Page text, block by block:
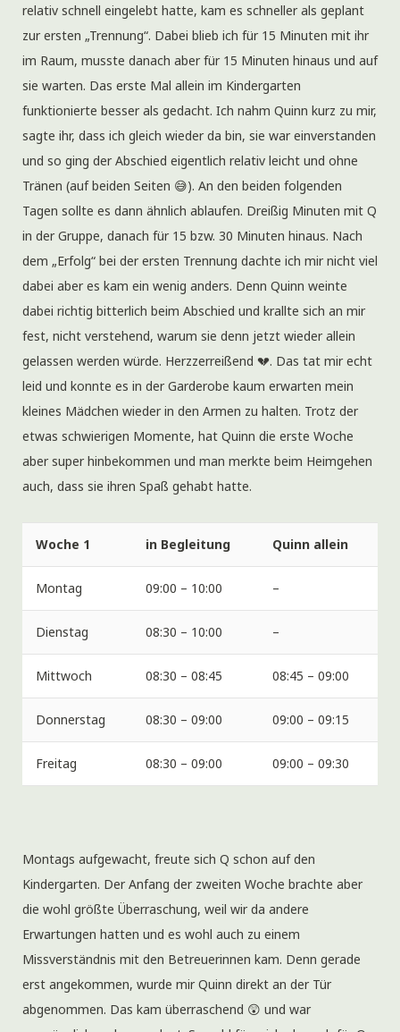
relativ schnell eingelebt hatte, kam es schneller als geplant
zur ersten „Trennung“. Dabei blieb ich für 15 Minuten mit ihr
im Raum, musste danach aber für 15 Minuten hinaus und auf
sie warten. Das erste Mal allein im Kindergarten
funktionierte besser als gedacht. Ich nahm Quinn kurz zu mir,
sagte ihr, dass ich gleich wieder da bin, sie war einverstanden
und so ging der Abschied eigentlich relativ leicht und ohne
Tränen (auf beiden Seiten 😅). An den beiden folgenden
Tagen sollte es dann ähnlich ablaufen. Dreißig Minuten mit Q
in der Gruppe, danach für 15 bzw. 30 Minuten hinaus. Nach
dem „Erfolg“ bei der ersten Trennung dachte ich mir nicht viel
dabei aber es kam ein wenig anders. Denn Quinn weinte
dabei richtig bitterlich beim Abschied und krallte sich an mir
fest, nicht verstehend, warum sie denn jetzt wieder allein
gelassen werden würde. Herzzerreißend 💔. Das tat mir echt
leid und konnte es in der Garderobe kaum erwarten mein
kleines Mädchen wieder in den Armen zu halten. Trotz der
etwas schwierigen Momente, hat Quinn die erste Woche
aber super hinbekommen und man merkte beim Heimgehen
auch, dass sie ihren Spaß gehabt hatte.
Woche 1 in Begleitung Quinn allein
Montag 09:00 – 10:00 –
Dienstag 08:30 – 10:00 –
Mittwoch 08:30 – 08:45 08:45 – 09:00
Donnerstag 08:30 – 09:00 09:00 – 09:15
Freitag 08:30 – 09:00 09:00 – 09:30
Montags aufgewacht, freute sich Q schon auf den
Kindergarten. Der Anfang der zweiten Woche brachte aber
die wohl größte Überraschung, weil wir da andere
Erwartungen hatten und es wohl auch zu einem
Missverständnis mit den Betreuerinnen kam. Denn gerade
erst angekommen, wurde mir Quinn direkt an der Tür
abgenommen. Das kam überraschend 😲 und war